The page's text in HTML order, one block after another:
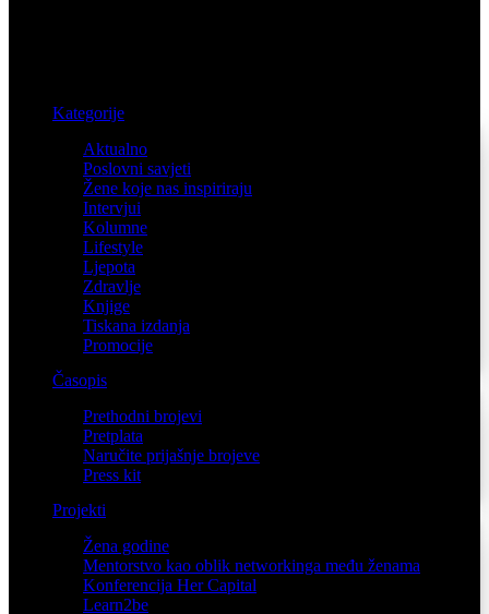
Kategorije
Aktualno
Poslovni savjeti
Žene koje nas inspiriraju
Intervjui
Kolumne
Lifestyle
Ljepota
Zdravlje
Knjige
Tiskana izdanja
Promocije
Časopis
Prethodni brojevi
Pretplata
Naručite prijašnje brojeve
Press kit
Projekti
Žena godine
Mentorstvo kao oblik networkinga među ženama
Konferencija Her Capital
Learn2be